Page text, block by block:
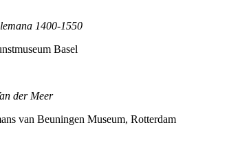
1400-1550
Basel
der Meer
van Beuningen Museum, Rotterdam